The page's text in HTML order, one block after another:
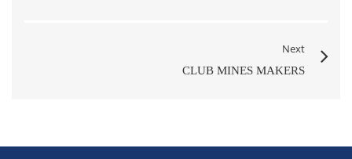
Next
CLUB MINES MAKERS